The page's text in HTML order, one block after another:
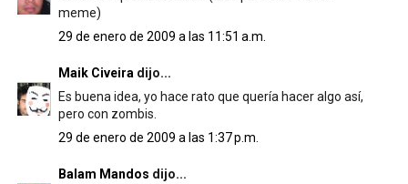
meme)
29 de enero de 2009 a las 11:51 a.m.
Maik Civeira dijo...
Es buena idea, yo hace rato que quería hacer algo así,
pero con zombis.
29 de enero de 2009 a las 1:37 p.m.
Balam Mandos dijo...